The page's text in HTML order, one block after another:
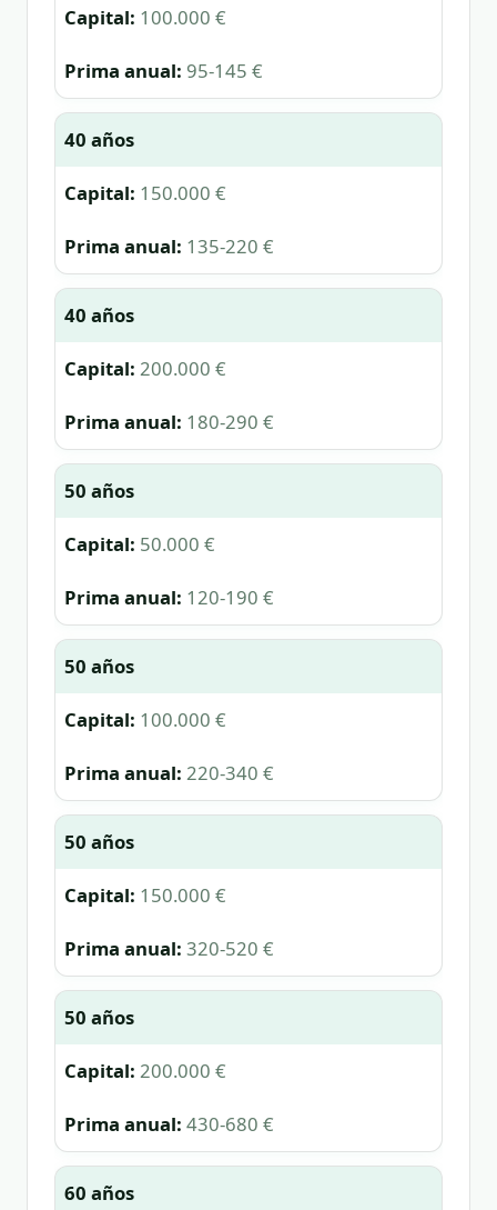
100.000 €
95-145 €
40 años
150.000 €
135-220 €
40 años
200.000 €
180-290 €
50 años
50.000 €
120-190 €
50 años
100.000 €
220-340 €
50 años
150.000 €
320-520 €
50 años
200.000 €
430-680 €
60 años